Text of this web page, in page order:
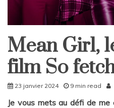
Culture
Home
Mean Girl,
film So
23 janvier 2024 9 min read
Je vous mets au défi de